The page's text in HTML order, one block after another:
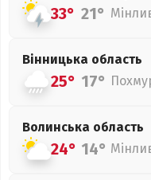
33° 21°
Вінницька область
25° 17°
Волинська область
24° 14°